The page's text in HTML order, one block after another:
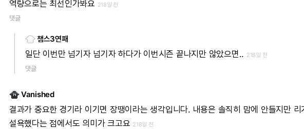
역량으로는 최선인가봐요 218일 전
댓글
챔스3연패
일단 이번만 넘기자 넘기자 하다가 이번시즌 끝나지만 않았으면.. 218일 전
댓글
Vanished
결과가 중요한 경기라 이기면 장땡이라는 생각입니다. 내용은 솔직히 맘에 안들지만 리
설욕했다는 점에서도 의미가 크고요 218일 전